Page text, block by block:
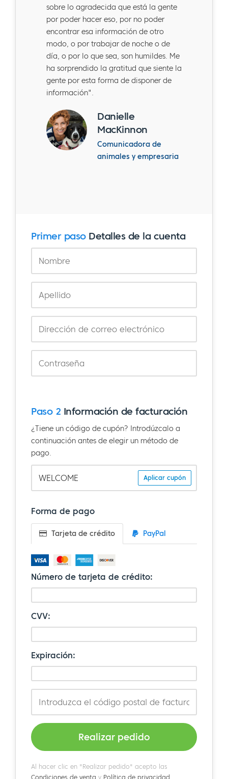
sobre lo agradecida que está la gente
por poder hacer eso, por no poder
encontrar esa información de otro
modo, o por trabajar de noche o de
día, o por lo que sea, son humildes. Me
ha sorprendido la gratitud que siente la
gente por esta forma de disponer de
información".
Danielle
MacKinnon
Comunicadora de
animales y empresaria
Primer pasoDetalles de la cuenta
Paso 2 Información de facturación
¿Tiene un código de cupón? Introdúzcalo a
continuación antes de elegir un método de
pago.
Aplicar cupón
Forma de pago
Tarjeta de crédito PayPal
Número de tarjeta de crédito:
CVV:
Expiración:
Realizar pedido
Al hacer clic en "Realizar pedido" acepto las
Condiciones de venta y Política de privacidad